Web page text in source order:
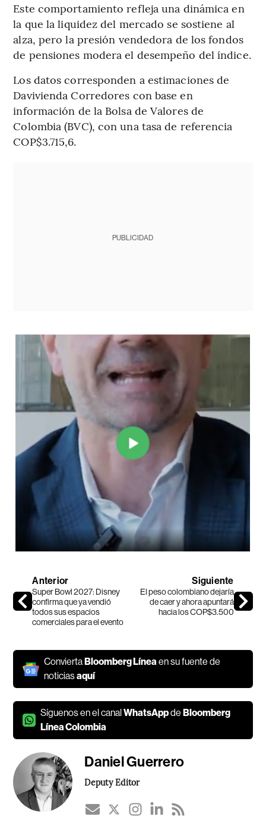
Este comportamiento refleja una dinámica en
la que la liquidez del mercado se sostiene al
alza, pero la presión vendedora de los fondos
de pensiones modera el desempeño del índice.
Los datos corresponden a estimaciones de
Davivienda Corredores con base en
información de la Bolsa de Valores de
Colombia (BVC), con una tasa de referencia
COP$3.715,6.
PUBLICIDAD
Anterior
Super Bowl 2027: Disney
confirma que ya vendió
todos sus espacios
comerciales para el evento
Siguiente
El peso colombiano dejaría
de caer y ahora apuntará
hacia los COP$3.500
Convierta Bloomberg Líneaen su fuente de
noticiasaquí
Síguenos en el canalWhatsAppde Bloomberg
Línea Colombia
Daniel Guerrero
Deputy Editor